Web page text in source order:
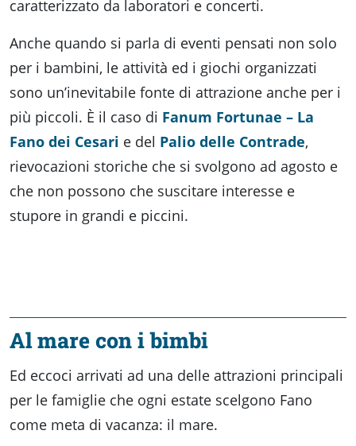
caratterizzato da laboratori e concerti.
Anche quando si parla di eventi pensati non solo
per i bambini, le attività ed i giochi organizzati
sono un’inevitabile fonte di attrazione anche per i
più piccoli. È il caso di Fanum Fortunae – La
Fano dei Cesari e del Palio delle Contrade,
rievocazioni storiche che si svolgono ad agosto e
che non possono che suscitare interesse e
stupore in grandi e piccini.
Al mare con i bimbi
Ed eccoci arrivati ad una delle attrazioni principali
per le famiglie che ogni estate scelgono Fano
come meta di vacanza: il mare.